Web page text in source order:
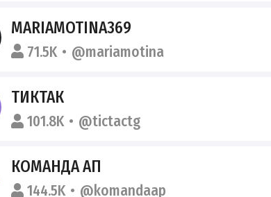
MARIAMOTINA369
71.5K @mariamotina
ТИКТАК
101.8K @tictactg
КОМАНДА АП
144.5K @komandaap